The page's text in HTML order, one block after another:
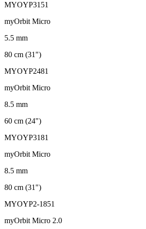
MYOYP3151
myOrbit Micro
5.5 mm
80 cm (31")
MYOYP2481
myOrbit Micro
8.5 mm
60 cm (24")
MYOYP3181
myOrbit Micro
8.5 mm
80 cm (31")
MYOYP2-1851
myOrbit Micro 2.0